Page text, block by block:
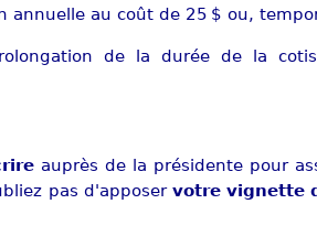
annuelle au coût de 25 $ ou,
de la durée de la
auprès de la présidente pour
pas d'apposer votre vignette